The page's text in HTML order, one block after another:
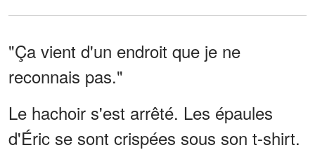
"Ça vient d'un endroit que je ne
reconnais pas."
Le hachoir s'est arrêté. Les épaules
d'Éric se sont crispées sous son t-shirt.